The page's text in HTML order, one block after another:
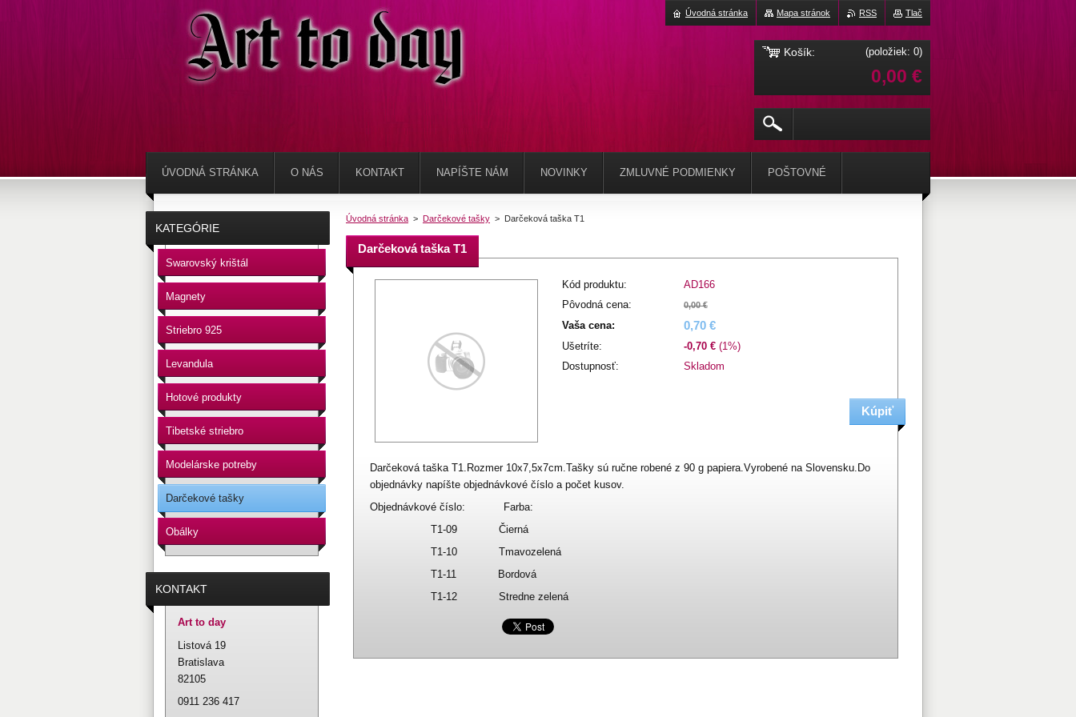
Úvodná stránka > Darčekové tašky > Darčeková taška T1
Darčeková taška T1
Kód produktu:
AD166
Pôvodná cena:
0,00 €
Vaša cena: 0,70 €
Ušetríte: -0,70 € (1%)
Dostupnosť:
Skladom
Darčeková taška T1.Rozmer 10x7,5x7cm.Tašky sú ručne robené z 90 g papiera.Vyrobené na Slovensku.Do
objednávky napíšte objednávkové číslo a počet kusov.
Objednávkové číslo: Farba:
T1-09 Čierná
T1-10 Tmavozelená
T1-11 Bordová
T1-12 Stredne zelená
KATEGÓRIE
Swarovský krištál
Magnety
Striebro 925
Levandula
Hotové produkty
Tibetské striebro
Modelárske potreby
Darčekové tašky
Obálky
KONTAKT
Art to day
Listová 19
Bratislava
82105
0911 236 417
ÚVODNÁ STRÁNKA O NÁS KONTAKT NAPÍŠTE NÁM NOVINKY ZMLUVNÉ PODMIENKY POŠTOVNÉ
Tlač
RSS
Mapa stránok
Úvodná stránka
Košík: (položiek: 0)
0,00 €